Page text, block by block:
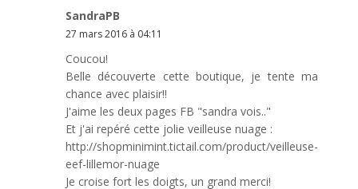
SandraPB
27 mars 2016 à 04:11
Coucou!
Belle découverte cette boutique, je tente ma
chance avec plaisir!!
J'aime les deux pages FB "sandra vois.."
Et j'ai repéré cette jolie veilleuse nuage :
http://shopminimint.tictail.com/product/veilleuse-
eef-lillemor-nuage
Je croise fort les doigts, un grand merci!